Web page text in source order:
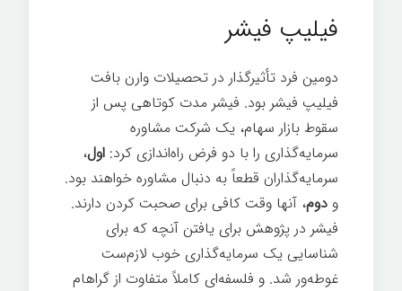
فیلیپ فیشر
دومین فرد تأثیرگذار در تحصیلات وارن بافت
فیلیپ فیشر بود. فیشر مدت کوتاهی پس از
سقوط بازار سهام، یک شرکت مشاوره
سرمایه‌گذاری را با دو فرض راه‌اندازی کرد: اول،
سرمایه‌گذاران قطعاً به دنبال مشاوره خواهند بود.
و دوم، آنها وقت کافی برای صحبت کردن دارند.
فیشر در پژوهش برای یافتن آنچه که برای
شناسایی یک سرمایه‌گذاری خوب لازم‌ست
غوطه‌ور شد. و فلسفه‌ای کاملاً متفاوت از گراهام